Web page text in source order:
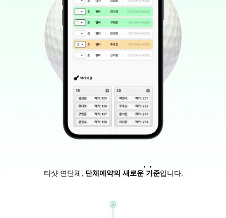
티샷 연단체, 단체예약의 새로운 기준입니다.